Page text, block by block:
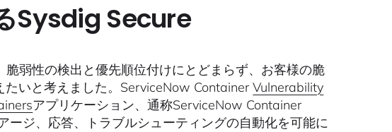
Sysdig Secure
弱性の検出と優先順位付けにとどまらず、お客様の脆
たいと考えました。ServiceNow ContainerVulnerability
アプリケーション、通称ServiceNow Container
ジ、応答、トラブルシューティングの自動化を可能に